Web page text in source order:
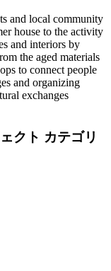
and local community
house to the activity
and interiors by
the aged materials
to connect people
and organizing
exchanges